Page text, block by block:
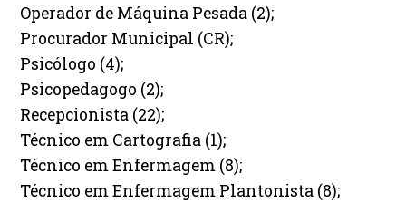
Operador de Máquina Pesada (2);
Procurador Municipal (CR);
Psicólogo (4);
Psicopedagogo (2);
Recepcionista (22);
Técnico em Cartografia (1);
Técnico em Enfermagem (8);
Técnico em Enfermagem Plantonista (8);